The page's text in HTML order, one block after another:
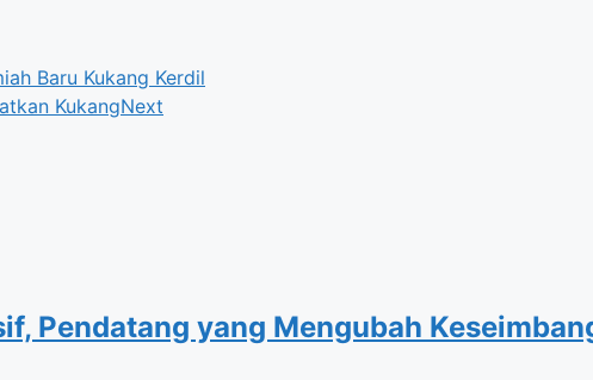
Baru Kukang Kerdil
KukangNext
Pendatang yang Mengubah